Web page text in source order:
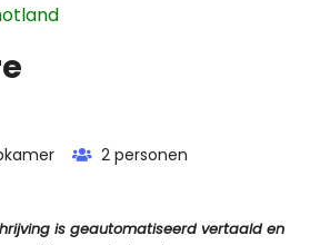
2 personen
is geautomatiseerd vertaald en